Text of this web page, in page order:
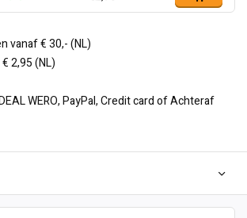
vanaf € 30,- (NL)
2,95 (NL)
WERO, PayPal, Credit card of Achteraf